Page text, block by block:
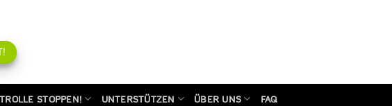
STOPPEN! UNTERSTÜTZEN ÜBER UNS FAQ